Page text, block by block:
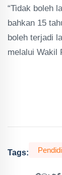
“Tidak boleh
bahkan 15
boleh terjadi
melalui Wakil
Tags: